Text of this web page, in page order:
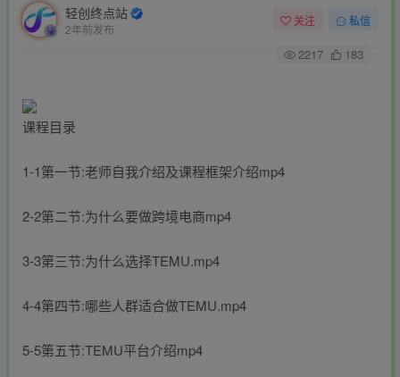
轻创终点站
2年前发布
关注 私信
2217 183
课程目录
1-1第一节:老师自我介绍及课程框架介绍mp4
2-2第二节:为什么要做跨境电商mp4
3-3第三节:为什么选择TEMU.mp4
4-4第四节:哪些人群适合做TEMU.mp4
5-5第五节:TEMU平台介绍mp4